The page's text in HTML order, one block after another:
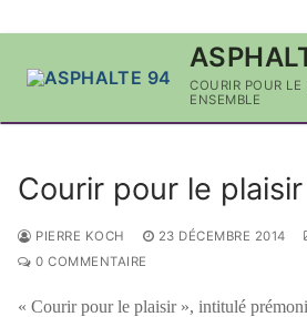
COURIR POUR LE
ENSEMBLE
Courir pour le plaisir
PIERRE KOCH 23 DÉCEMBRE 2014
0 COMMENTAIRE
« Courir pour le plaisir », intitulé